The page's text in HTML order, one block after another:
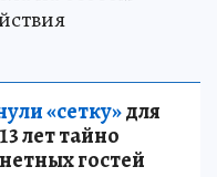
«сетку»для
лет тайно
гостей